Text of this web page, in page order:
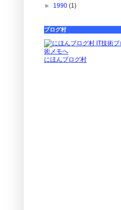
► 1990 (1)
ブログ村
にほんブログ村